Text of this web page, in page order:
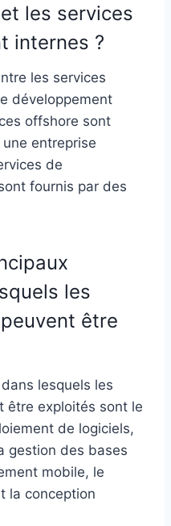
les services
internes ?
les services
développement
offshore sont
entreprise
de
fournis par des
les
être
lesquels les
être exploités sont le
de logiciels,
gestion des bases
mobile, le
la conception